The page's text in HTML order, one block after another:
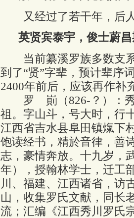
又经过了若干年，后人
英贤宾泰宇，俊士蔚
当前纂溪罗族多数支系
到了“贤”字辈，预计辈序
2400年前后，应该再作补
罗 崱（826-？）：秀
祖。字山斗，号大时，行
江西省吉水县阜田镇熂下
饱读经书，精於音律，善
志，豪情奔放。十九岁，
年），授翰林学士，迁工
川、福建、江西诸省，访
山，收集罗氏文献，同长
流；汇编《江西秀川罗氏